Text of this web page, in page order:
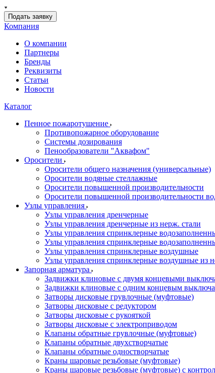
Подать заявку
Компания
О компании
Партнеры
Бренды
Реквизиты
Статьи
Новости
Каталог
Пенное пожаротушение
Противопожарное оборудование
Системы дозирования
Пенообразователи "Аквафом"
Оросители
Оросители oбщего назначения (универсальные)
Оросители водяные стеллажные
Оросители повышенной производительности
Оросители повышенной производительности
Узлы управления
Узлы управления дренчерные
Узлы управления дренчерные из нерж. стали
Узлы управления спринклерные
Узлы управления спринклерные
Узлы управления спринклерные воздушные
Узлы управления спринклерные воздушные из
Запорная арматура
Задвижки клиновые с двумя концевыми
Задвижки клиновые с одним концевым
Затворы дисковые грувлочные (муфтовые)
Затворы дисковые с редуктором
Затворы дисковые с рукояткой
Затворы дисковые с электроприводом
Клапаны обратные грувлочные (муфтовые)
Клапаны обратные двухстворчатые
Клапаны обратные одностворчатые
Краны шаровые резьбовые (муфтовые)
Краны шаровые резьбовые (муфтовые) с